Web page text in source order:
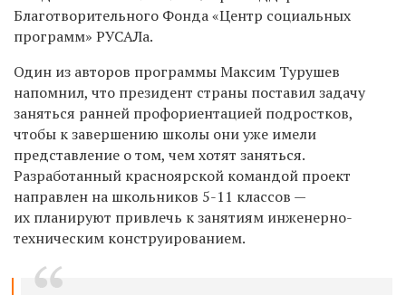
Благотворительного Фонда «Центр социальных
программ» РУСАЛа.
Один из авторов программы Максим Турушев
напомнил, что президент страны поставил задачу
заняться ранней профориентацией подростков,
чтобы к завершению школы они уже имели
представление о том, чем хотят заняться.
Разработанный красноярской командой проект
направлен на школьников 5-11 классов —
их планируют привлечь к занятиям инженерно-
техническим конструированием.